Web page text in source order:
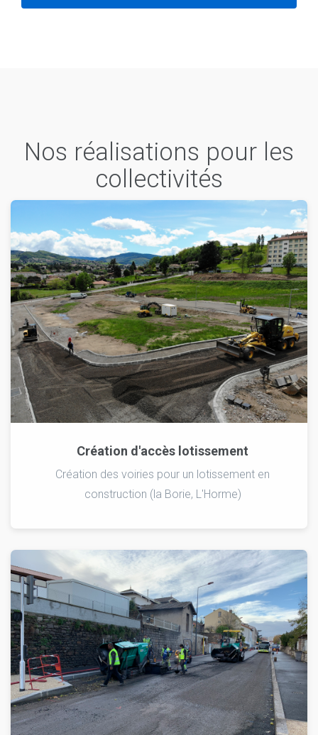
Nos réalisations pour les
collectivités
Création d'accès lotissement
Création des voiries pour un lotissement en
construction (la Borie, L'Horme)